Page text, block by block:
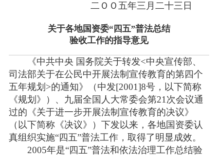
二ＯＯ五年三月二十三日
关于各地国资委“四五”普法总结
验收工作的指导意见
《中共中央 国务院关于转发<中央宣传部、
司法部关于在公民中开展法制宣传教育的第四个
五年规划>的通知》（中发[2001]8号，以下简称
《规划》）、九届全国人大常委会第21次会议通
过的《关于进一步开展法制宣传教育的决议》
（以下简称《决议》）下发以来，各地国资委认
真组织实施“四五”普法工作，取得了明显成效。
2005年是“四五”普法和依法治理工作总结验